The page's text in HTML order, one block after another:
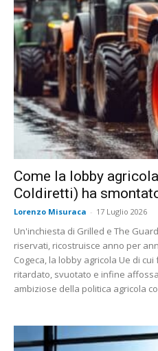
Come la lobby
Coldiretti) ha
Lorenzo Misuraca - 17 Luglio 2026
Un'inchiesta di Grilled e The
riservati, ricostruisce anno per
Cogeca, la lobby agricola Ue di
ritardato, svuotato e infine
ambiziose della politica agricola